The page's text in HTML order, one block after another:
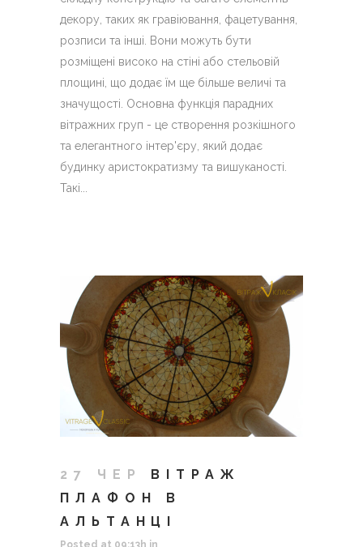
декору, таких як гравіювання, фацетування,
розписи та інші. Вони можуть бути
розміщені високо на стіні або стельовій
площині, що додає їм ще більше величі та
значущості. Основна функція парадних
вітражних груп - це створення розкішного
та елегантного інтер'єру, який додає
будинку аристократизму та вишуканості.
Такі...
27 ЧЕР
ВІТРАЖ
ПЛАФОН В
АЛЬТАНЦІ